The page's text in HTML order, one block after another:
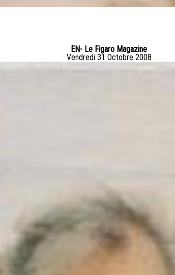
EN- Le Figaro Magazine
Vendredi 31 Octobre 2008